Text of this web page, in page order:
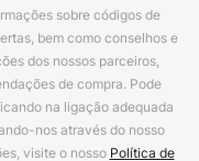
sobre códigos de
bem como conselhos e
dos nossos parceiros,
de compra. Pode
na ligação adequada
nos através do nosso
visite o nosso Política de